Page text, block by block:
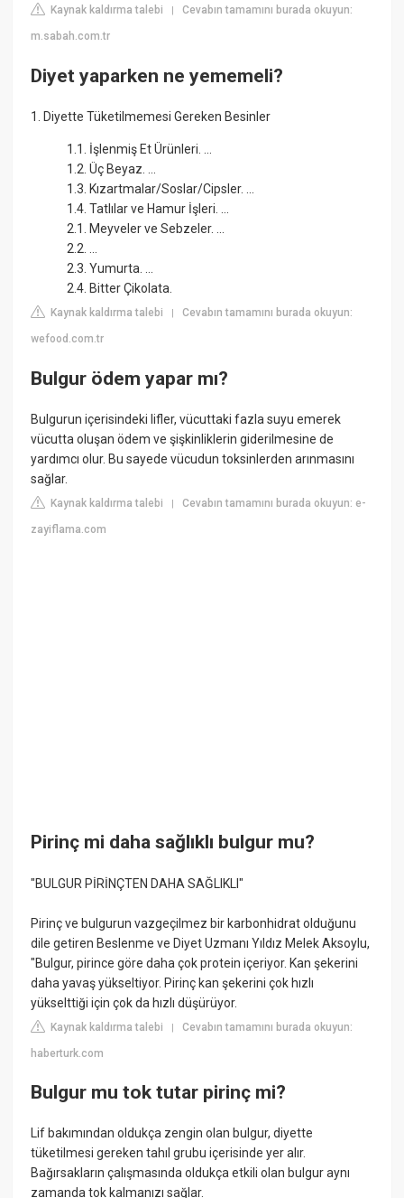
Kaynak kaldırma talebi |Cevabın tamamını burada okuyun:
m.sabah.com.tr
Diyet yaparken ne yememeli?
1. Diyette Tüketilmemesi Gereken Besinler
1.1. İşlenmiş Et Ürünleri. ...
1.2. Üç Beyaz. ...
1.3. Kızartmalar/Soslar/Cipsler. ...
1.4. Tatlılar ve Hamur İşleri. ...
2.1. Meyveler ve Sebzeler. ...
2.2. ...
2.3. Yumurta. ...
2.4. Bitter Çikolata.
Kaynak kaldırma talebi |Cevabın tamamını burada okuyun:
wefood.com.tr
Bulgur ödem yapar mı?
Bulgurun içerisindeki lifler, vücuttaki fazla suyu emerek
vücutta oluşan ödem ve şişkinliklerin giderilmesine de
yardımcı olur. Bu sayede vücudun toksinlerden arınmasını
sağlar.
Kaynak kaldırma talebi |Cevabın tamamını burada okuyun: e-
zayiflama.com
Pirinç mi daha sağlıklı bulgur mu?
"BULGUR PİRİNÇTEN DAHA SAĞLIKLI"
Pirinç ve bulgurun vazgeçilmez bir karbonhidrat olduğunu
dile getiren Beslenme ve Diyet Uzmanı Yıldız Melek Aksoylu,
"Bulgur, pirince göre daha çok protein içeriyor. Kan şekerini
daha yavaş yükseltiyor. Pirinç kan şekerini çok hızlı
yükselttiği için çok da hızlı düşürüyor.
Kaynak kaldırma talebi |Cevabın tamamını burada okuyun:
haberturk.com
Bulgur mu tok tutar pirinç mi?
Lif bakımından oldukça zengin olan bulgur, diyette
tüketilmesi gereken tahıl grubu içerisinde yer alır.
Bağırsakların çalışmasında oldukça etkili olan bulgur aynı
zamanda tok kalmanızı sağlar.